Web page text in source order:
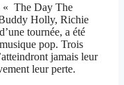
« The Day The
Holly, Richie
tournée, a été
pop. Trois
jamais leur
leur perte.